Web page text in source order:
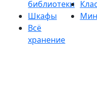
библиотеки
Шкафы